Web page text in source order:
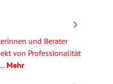
und Berater
von Professionalität
Mehr